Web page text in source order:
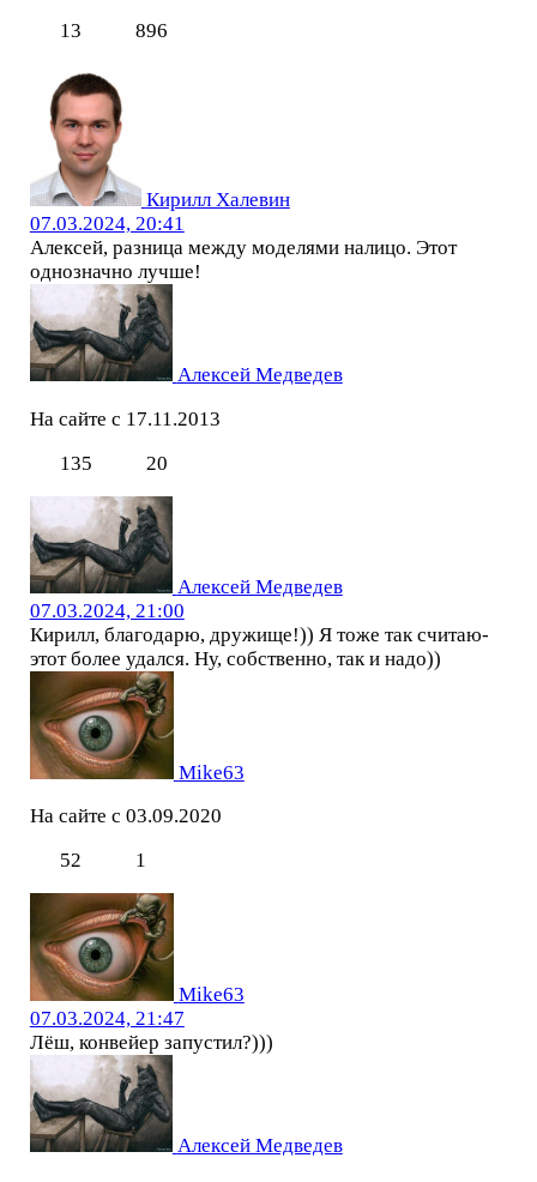
13
896
Кирилл Халевин
07.03.2024, 20:41
Алексей, разница между моделями налицо. Этот
однозначно лучше!
Алексей Медведев
На сайте с 17.11.2013
135
20
Алексей Медведев
07.03.2024, 21:00
Кирилл, благодарю, дружище!)) Я тоже так считаю-
этот более удался. Ну, собственно, так и надо))
Mike63
На сайте с 03.09.2020
52
1
Mike63
07.03.2024, 21:47
Лёш, конвейер запустил?)))
Алексей Медведев